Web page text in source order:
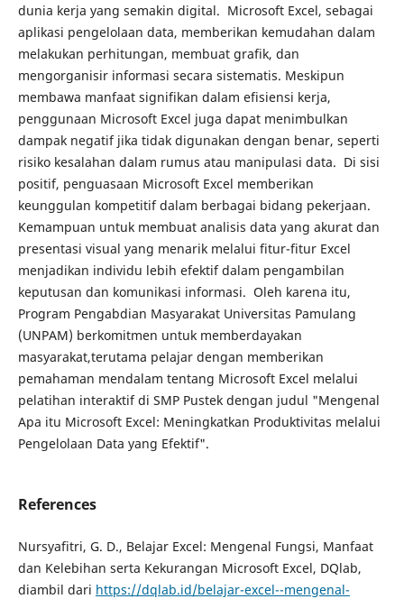
dunia kerja yang semakin digital. Microsoft Excel, sebagai
aplikasi pengelolaan data, memberikan kemudahan dalam
melakukan perhitungan, membuat grafik, dan
mengorganisir informasi secara sistematis. Meskipun
membawa manfaat signifikan dalam efisiensi kerja,
penggunaan Microsoft Excel juga dapat menimbulkan
dampak negatif jika tidak digunakan dengan benar, seperti
risiko kesalahan dalam rumus atau manipulasi data. Di sisi
positif, penguasaan Microsoft Excel memberikan
keunggulan kompetitif dalam berbagai bidang pekerjaan.
Kemampuan untuk membuat analisis data yang akurat dan
presentasi visual yang menarik melalui fitur-fitur Excel
menjadikan individu lebih efektif dalam pengambilan
keputusan dan komunikasi informasi. Oleh karena itu,
Program Pengabdian Masyarakat Universitas Pamulang
(UNPAM) berkomitmen untuk memberdayakan
masyarakat,terutama pelajar dengan memberikan
pemahaman mendalam tentang Microsoft Excel melalui
pelatihan interaktif di SMP Pustek dengan judul "Mengenal
Apa itu Microsoft Excel: Meningkatkan Produktivitas melalui
Pengelolaan Data yang Efektif".
References
Nursyafitri, G. D., Belajar Excel: Mengenal Fungsi, Manfaat
dan Kelebihan serta Kekurangan Microsoft Excel, DQlab,
diambil dari https://dqlab.id/belajar-excel--mengenal-